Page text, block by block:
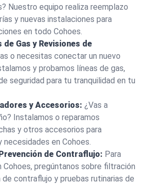
Nuestro equipo realiza reemplazo
y nuevas instalaciones para
en todo Cohoes.
Gas y Revisiones de
o necesitas conectar un nuevo
y probamos líneas de gas,
seguridad para tu tranquilidad en tu
y Accesorios: ¿Vas a
Instalamos o reparamos
y otros accesorios para
en Cohoes.
de Contraflujo: Para
Cohoes, pregúntanos sobre filtración
contraflujo y pruebas rutinarias de